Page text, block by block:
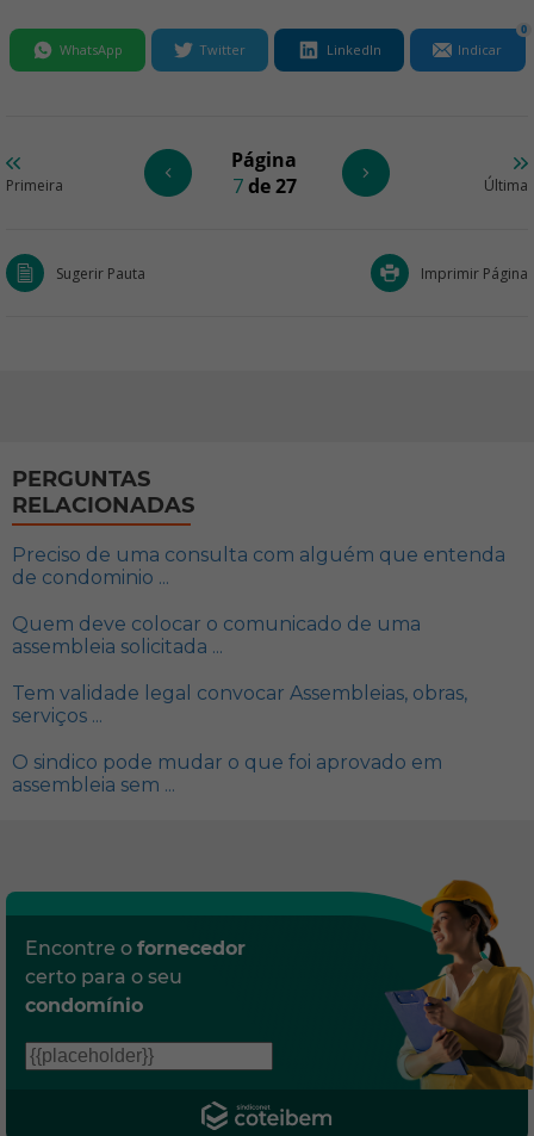
WhatsApp Twitter LinkedIn Indicar
0
Primeira
Página
7de 27 Última
Sugerir Pauta Imprimir Página
PERGUNTAS
RELACIONADAS
Preciso de uma consulta com alguém que entenda
de condominio ...
Quem deve colocar o comunicado de uma
assembleia solicitada ...
Tem validade legal convocar Assembleias, obras,
serviços ...
O sindico pode mudar o que foi aprovado em
assembleia sem ...
Encontre o fornecedor
certo para o seu
condomínio